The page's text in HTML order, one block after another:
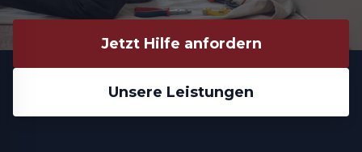
Jetzt Hilfe anfordern
Unsere Leistungen